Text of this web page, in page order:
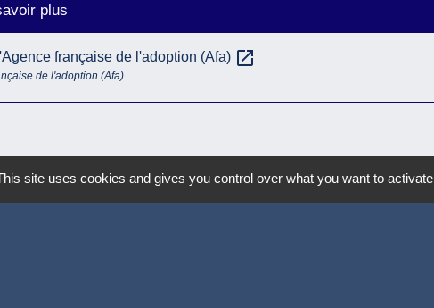
plus
française de l'adoption (Afa) open_in_new
de l'adoption (Afa)
site uses cookies and gives you control over what you want to activate